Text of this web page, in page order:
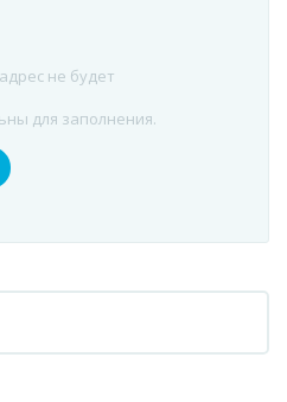
не будет
для заполнения.